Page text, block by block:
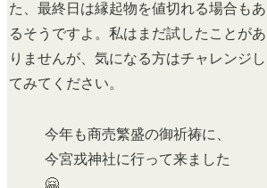
た、最終日は縁起物を値切れる場合もあ
るそうですよ。私はまだ試したことがあ
りませんが、気になる方はチャレンジし
てみてください。
今年も商売繁盛の御祈祷に、
今宮戎神社に行って来ました
🤗